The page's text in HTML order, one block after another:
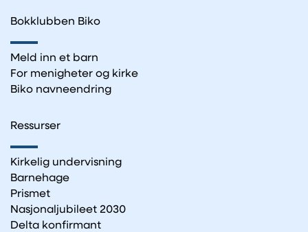
Bokklubben Biko
Meld inn et barn
For menigheter og kirke
Biko navneendring
Ressurser
Kirkelig undervisning
Barnehage
Prismet
Nasjonaljubileet 2030
Delta konfirmant